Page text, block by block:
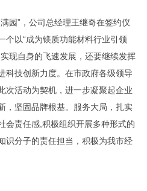
园”，公司总经理王继奇在签约仪
个以“成为镁质功能材料行业引领
现自身的飞速发展，还要继续发挥
科技创新力度。在市政府各级领导
次活动为契机，进一步凝聚起企业
，坚固品牌根基。服务大局，扎实
会责任感,积极组织开展多种形式的
识分子的责任担当，积极为我市经